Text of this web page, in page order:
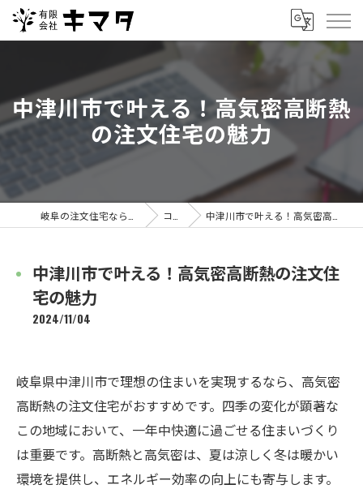
中津川市で叶える！高気密高断熱
の注文住宅の魅力
コラム 中津川市で叶える！高気密高断熱の注文住宅の魅力
中津川市で叶える！高気密高断熱の注文住
宅の魅力
2024/11/04
岐阜県中津川市で理想の住まいを実現するなら、高気密
高断熱の注文住宅がおすすめです。四季の変化が顕著な
この地域において、一年中快適に過ごせる住まいづくり
は重要です。高断熱と高気密は、夏は涼しく冬は暖かい
環境を提供し、エネルギー効率の向上にも寄与します。